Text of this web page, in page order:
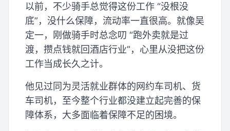
以前，不少骑手总觉得这份工作 “没根没
底”，没什么保障，流动率一直很高。就像吴
定一，刚做骑手时总念叨 “跑外卖就是过
渡，攒点钱就回酒店行业”，心里从没把这份
工作当成长久之计。
他见过同为灵活就业群体的网约车司机、货
车司机，至今整个行业都没建立起完善的保
障体系，大多面临着保障不足的困境。